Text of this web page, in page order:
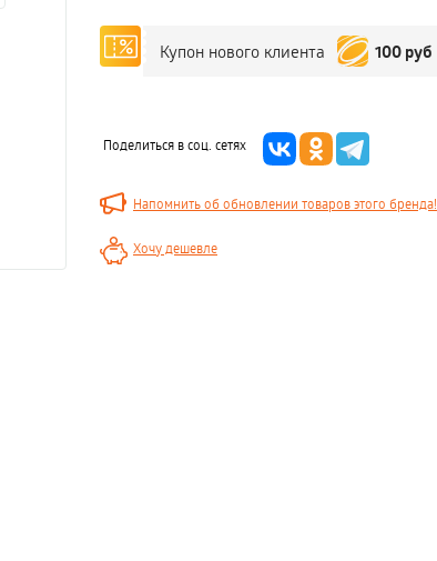
Купон нового клиента 100 руб
Поделиться в соц. сетях
Напомнить об обновлении товаров этого бренда!
Хочу дешевле